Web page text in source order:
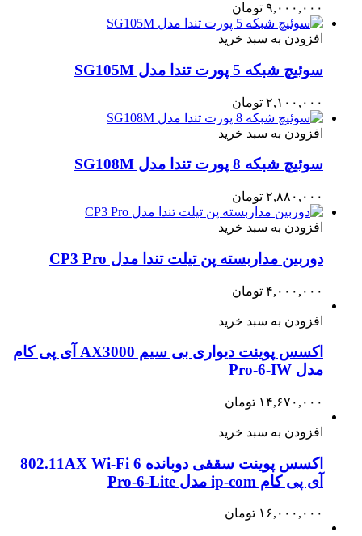
۹,۰۰۰,۰۰۰ تومان
افزودن به سبد خرید
سوئیچ شبکه 5 پورت تندا مدل SG105M
۲,۱۰۰,۰۰۰ تومان
افزودن به سبد خرید
سوئیچ شبکه 8 پورت تندا مدل SG108M
۲,۸۸۰,۰۰۰ تومان
افزودن به سبد خرید
دوربین مداربسته پن تیلت تندا مدل CP3 Pro
۴,۰۰۰,۰۰۰ تومان
افزودن به سبد خرید
اکسس پوینت دیواری بی سیم AX3000 آی پی کام
مدل Pro-6-IW
۱۴,۶۷۰,۰۰۰ تومان
افزودن به سبد خرید
اکسس پوینت سقفی دوبانده 802.11AX Wi-Fi 6
آی پی کام ip-com مدل Pro-6-Lite
۱۶,۰۰۰,۰۰۰ تومان